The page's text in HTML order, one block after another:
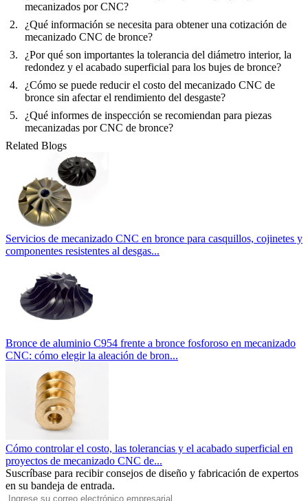
mecanizados por CNC?
¿Qué información se necesita para obtener una cotización de
mecanizado CNC de bronce?
¿Por qué son importantes la tolerancia del diámetro interior, la
redondez y el acabado superficial para los bujes de bronce?
¿Cómo se puede reducir el costo del mecanizado CNC de
bronce sin afectar el rendimiento del desgaste?
¿Qué informes de inspección se recomiendan para piezas
mecanizadas por CNC de bronce?
Related Blogs
Servicios de mecanizado CNC en bronce para casquillos, cojinetes y
componentes resistentes al desgas...
Bronce de aluminio C954 frente a bronce fosforoso en mecanizado
CNC: cómo elegir la aleación de bron...
Cómo controlar el costo, las tolerancias y el acabado superficial en
proyectos de mecanizado CNC de...
Suscríbase para recibir consejos de diseño y fabricación de expertos
en su bandeja de entrada.